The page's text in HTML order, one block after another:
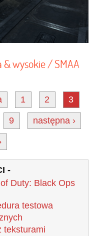
wysokie / SMAA
1 2 3
9 następna ›
-
Duty: Black Ops
testowa
teksturami